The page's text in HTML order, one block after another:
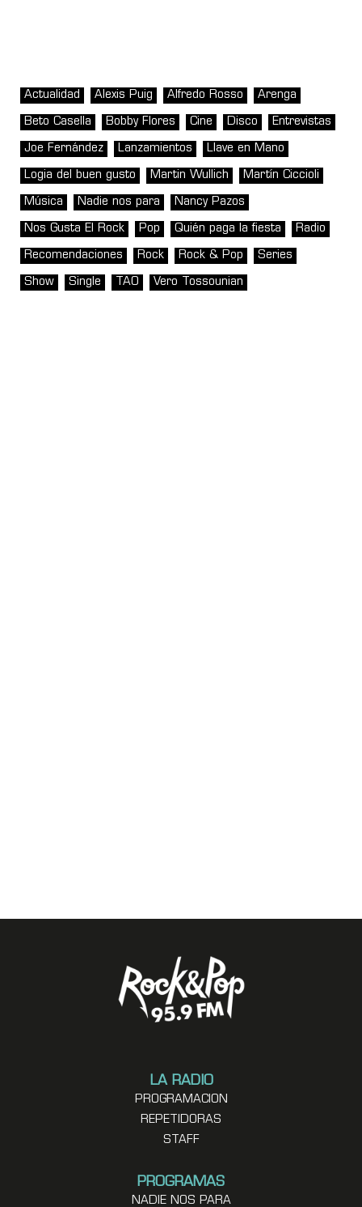
Actualidad Alexis Puig Alfredo Rosso Arenga
Beto Casella Bobby Flores Cine Disco Entrevistas
Joe Fernández Lanzamientos Llave en Mano
Logia del buen gusto Martin Wullich Martín Ciccioli
Música Nadie nos para Nancy Pazos
Nos Gusta El Rock Pop Quién paga la fiesta Radio
Recomendaciones Rock Rock & Pop Series
Show Single TAO Vero Tossounian
LA RADIO
PROGRAMACION
REPETIDORAS
STAFF
PROGRAMAS
NADIE NOS PARA